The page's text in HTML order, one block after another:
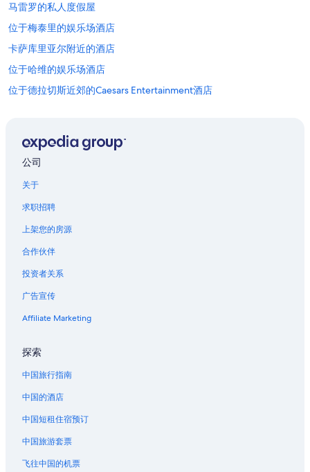
马雷罗的私人度假屋
位于梅泰里的娱乐场酒店
卡萨库里亚尔附近的酒店
位于哈维的娱乐场酒店
位于德拉切斯近郊的Caesars Entertainment酒店
位于上城区历史街区的Caesars Entertainment酒店
位于新奥尔良的 4 星级酒店
位于新奥尔良的 5 星级酒店
新奥尔良的农业旅游旅馆
新奥尔良的公寓
新奥尔良的民宿
新奥尔良的城堡
新奥尔良的游轮
新奥尔良的家庭旅馆
位于新奥尔良的沙滩酒店
位于新奥尔良的商务酒店
位于新奥尔良的娱乐场酒店
位于新奥尔良的经济型酒店
公司
关于
求职招聘
上架您的房源
合作伙伴
投资者关系
广告宣传
Affiliate Marketing
探索
中国旅行指南
中国的酒店
中国短租住宿预订
中国旅游套票
飞往中国的机票